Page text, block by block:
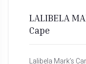
LALIBELA
Cape
Lalibela Mark’s